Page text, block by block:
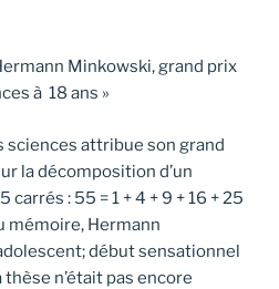
Minkowski, grand prix
à 18 ans »
sciences attribue son grand
la décomposition d’un
: 55 = 1 + 4 + 9 + 16 + 25
mémoire, Hermann
début sensationnel
n’était pas encore